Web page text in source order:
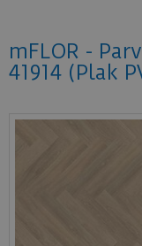
mFLOR -
41914 (Plak